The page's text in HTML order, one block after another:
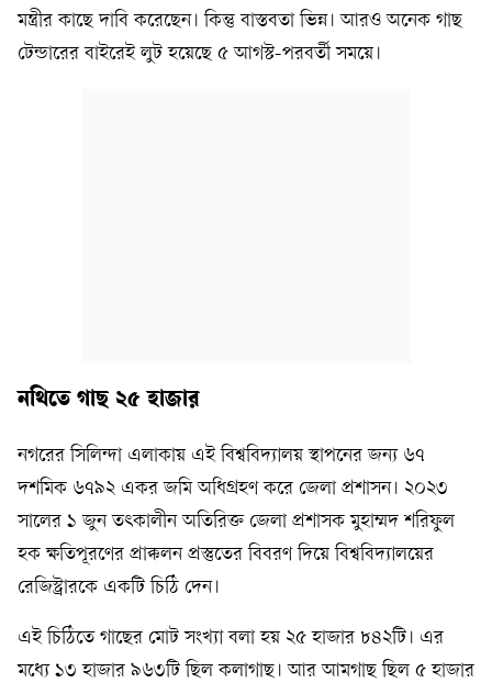
মন্ত্রীর কাছে দাবি করেছেন। কিন্তু বাস্তবতা ভিন্ন। আরও অনেক গাছ
টেন্ডারের বাইরেই লুট হয়েছে ৫ আগস্ট-পরবর্তী সময়ে।
নথিতে গাছ ২৫ হাজার
নগরের সিলিন্দা এলাকায় এই বিশ্ববিদ্যালয় স্থাপনের জন্য ৬৭
দশমিক ৬৭৯২ একর জমি অধিগ্রহণ করে জেলা প্রশাসন। ২০২৩
সালের ১ জুন তৎকালীন অতিরিক্ত জেলা প্রশাসক মুহাম্মদ শরিফুল
হক ক্ষতিপূরণের প্রাক্কলন প্রস্তুতের বিবরণ দিয়ে বিশ্ববিদ্যালয়ের
রেজিস্ট্রারকে একটি চিঠি দেন।
এই চিঠিতে গাছের মোট সংখ্যা বলা হয় ২৫ হাজার ৮৪২টি। এর
মধ্যে ১৩ হাজার ৯৬৩টি ছিল কলাগাছ। আর আমগাছ ছিল ৫ হাজার